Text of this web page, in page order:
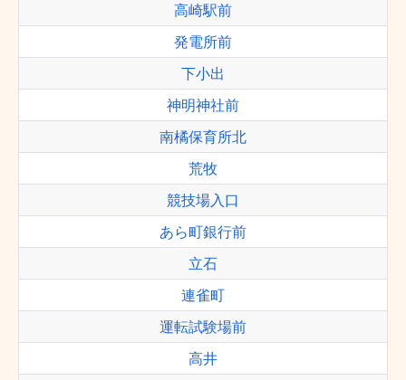
高崎駅前
発電所前
下小出
神明神社前
南橘保育所北
荒牧
競技場入口
あら町銀行前
立石
連雀町
運転試験場前
高井